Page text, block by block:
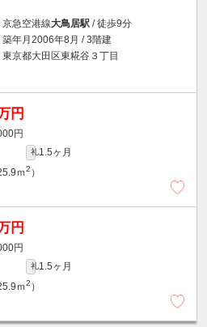
京急空港線大鳥居駅 / 徒歩9分
築年月2006年8月 / 3階建
東京都大田区東糀谷３丁目
円
円
礼1.5ヶ月
ｍ2 ）
円
円
礼1.5ヶ月
ｍ2 ）